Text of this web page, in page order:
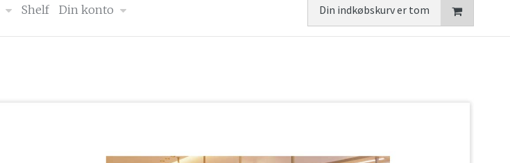
Shelf Din konto Din indkøbskurv er tom